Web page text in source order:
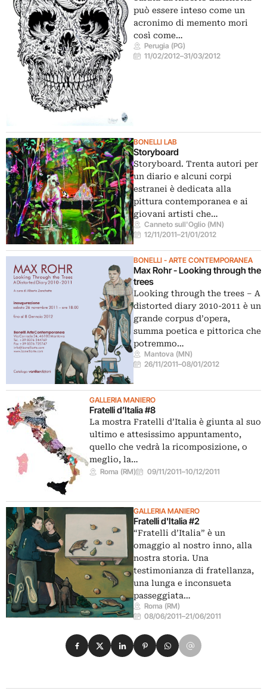
può essere inteso come un
acronimo di memento mori
così come…
Perugia (PG)
11/02/2012–31/03/2012
BONELLI LAB
Storyboard
Storyboard. Trenta autori per
un diario e alcuni corpi
estranei è dedicata alla
pittura contemporanea e ai
giovani artisti che…
Canneto sull'Oglio (MN)
12/11/2011–21/01/2012
BONELLI - ARTE CONTEMPORANEA
Max Rohr - Looking through the
trees
Looking through the trees – A
distorted diary 2010-2011 è un
grande corpus d’opera,
summa poetica e pittorica che
potremmo…
Mantova (MN)
26/11/2011–08/01/2012
GALLERIA MANIERO
Fratelli d’Italia #8
La mostra Fratelli d’Italia è giunta al suo
ultimo e attesissimo appuntamento,
quello che vedrà la ricomposizione, o
meglio, la…
Roma (RM) 09/11/2011–10/12/2011
GALLERIA MANIERO
Fratelli d'Italia #2
“Fratelli d’Italia” è un
omaggio al nostro inno, alla
nostra storia. Una
testimonianza di fratellanza,
una lunga e inconsueta
passeggiata…
Roma (RM)
08/06/2011–21/06/2011
Condividi su Facebook
Condividi su X
Condividi su LinkedIn
Condividi su Pinterest
Condividi su WhatsApp
Condividi su Email